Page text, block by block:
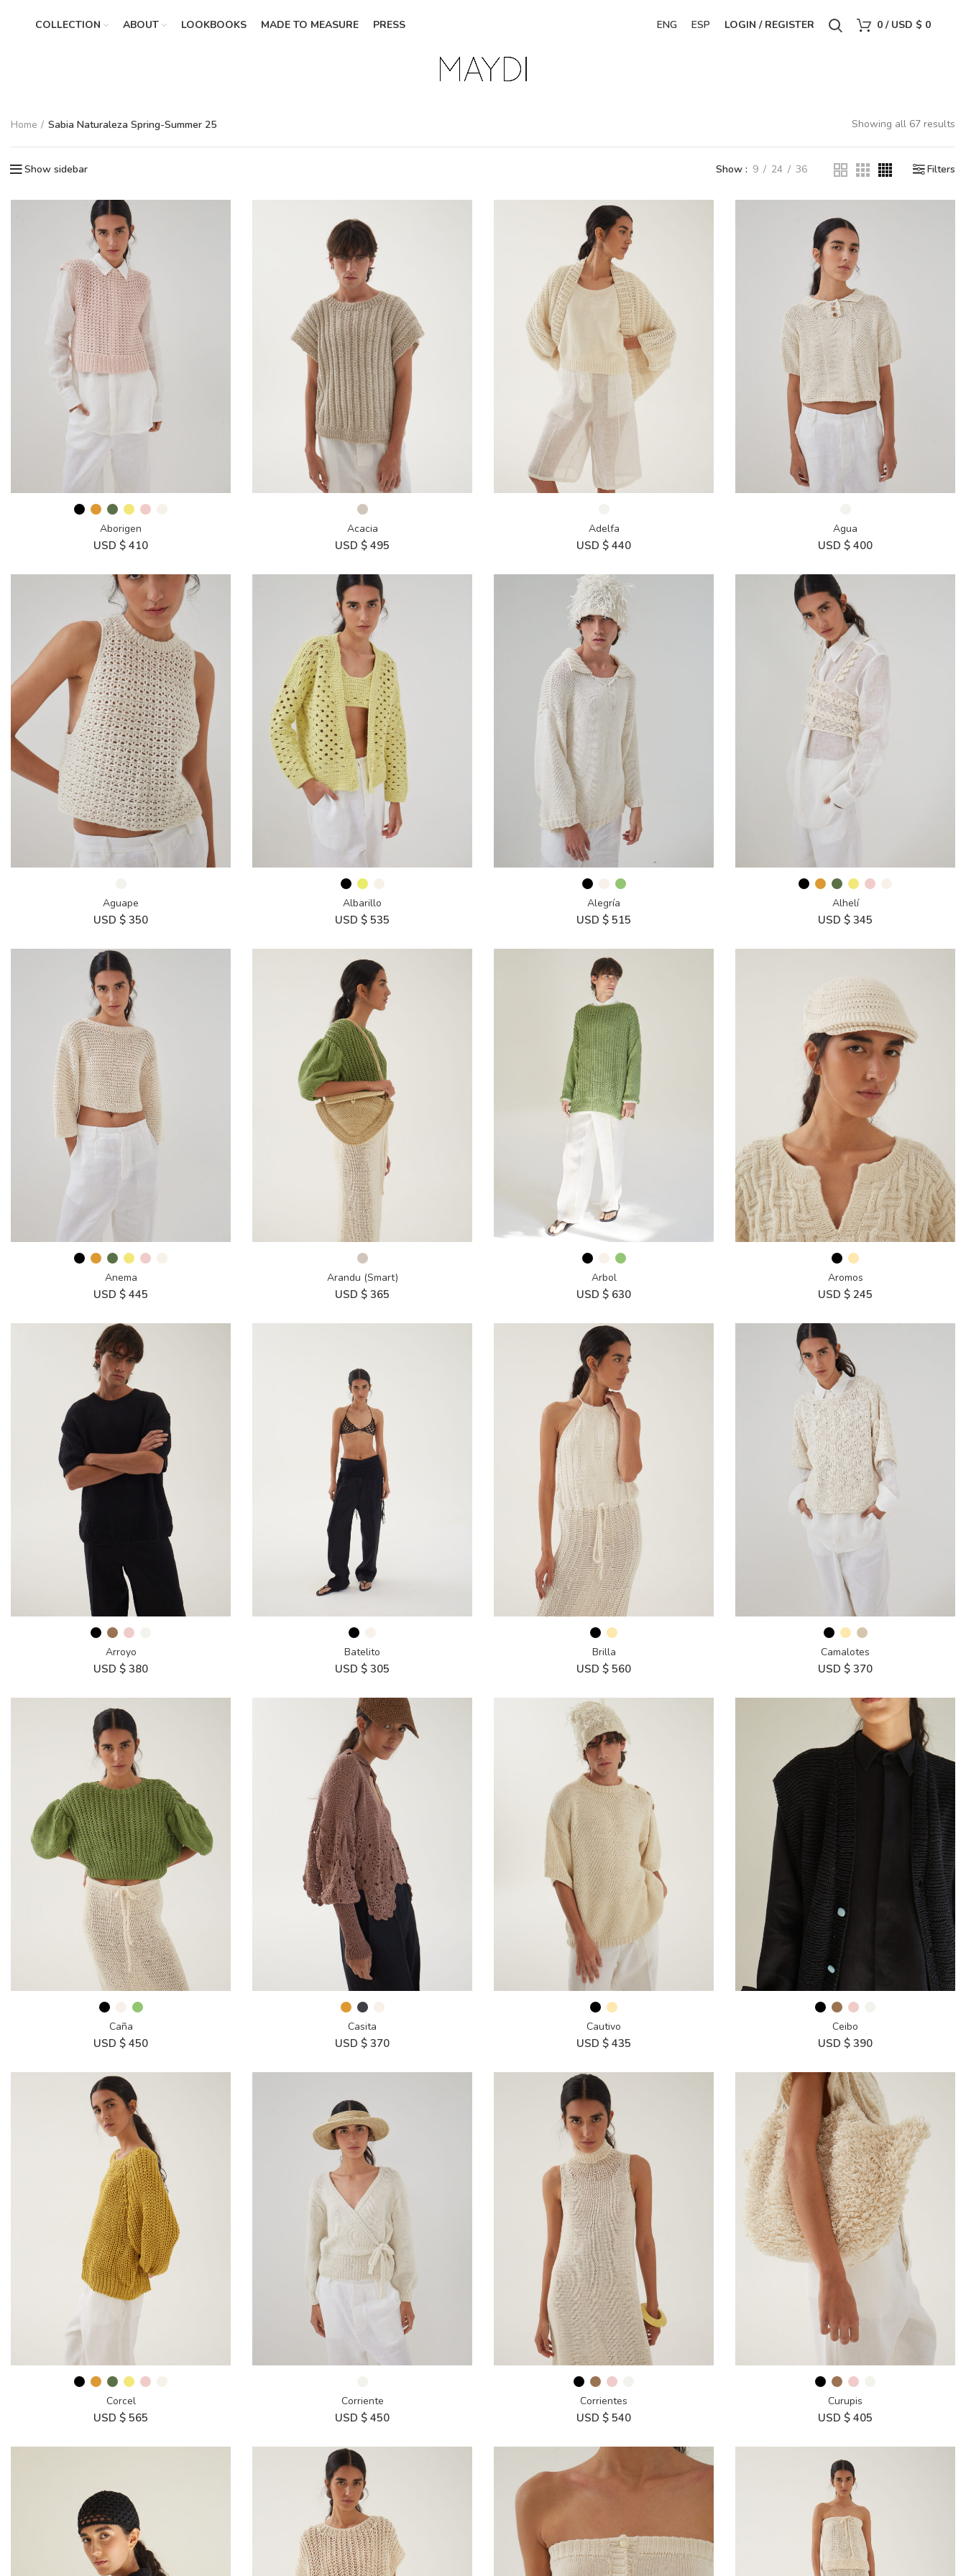
COLLECTION ABOUT LOOKBOOKS MADE TO MEASURE PRESS ENG ESP LOGIN / REGISTER 0/ USD $ 0
Home Sabia Naturaleza Spring-Summer 25 Showing all 67 results
Show sidebar Show 9 24 36 Filters
Aborigen
USD $ 410
Acacia
USD $ 495
Adelfa
USD $ 440
Agua
USD $ 400
Aguape
USD $ 350
Albarillo
USD $ 535
Alegría
USD $ 515
Alhelí
USD $ 345
Anema
USD $ 445
Arandu (Smart)
USD $ 365
Arbol
USD $ 630
Aromos
USD $ 245
Arroyo
USD $ 380
Batelito
USD $ 305
Brilla
USD $ 560
Camalotes
USD $ 370
Caña
USD $ 450
Casita
USD $ 370
Cautivo
USD $ 435
Ceibo
USD $ 390
Corcel
USD $ 565
Corriente
USD $ 450
Corrientes
USD $ 540
Curupis
USD $ 405